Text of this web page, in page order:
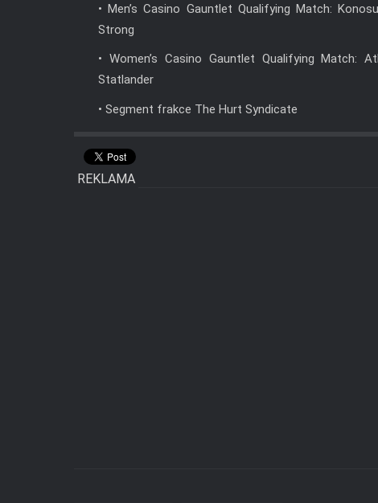
• Men’s Casino Gauntlet Qualifying Match:
Strong
• Women’s Casino Gauntlet Qualifying Match:
Statlander
• Segment frakce The Hurt Syndicate
REKLAMA